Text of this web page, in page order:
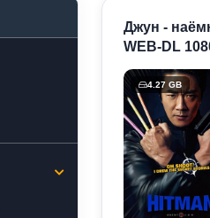
Джун -
WEB-DL
4.27 GB